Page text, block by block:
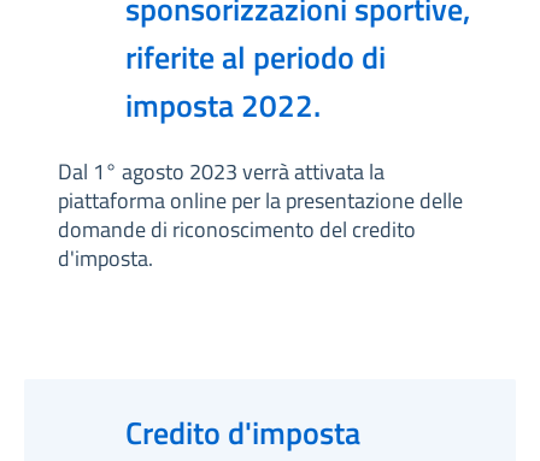
riferite al periodo di
imposta 2022.
Dal 1° agosto 2023 verrà attivata la
piattaforma online per la presentazione delle
domande di riconoscimento del credito
d'imposta.
Credito d'imposta